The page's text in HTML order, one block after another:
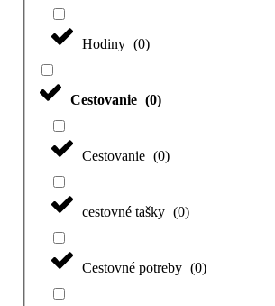
Hodiny (0)
Cestovanie (0)
Cestovanie (0)
cestovné tašky (0)
Cestovné potreby (0)